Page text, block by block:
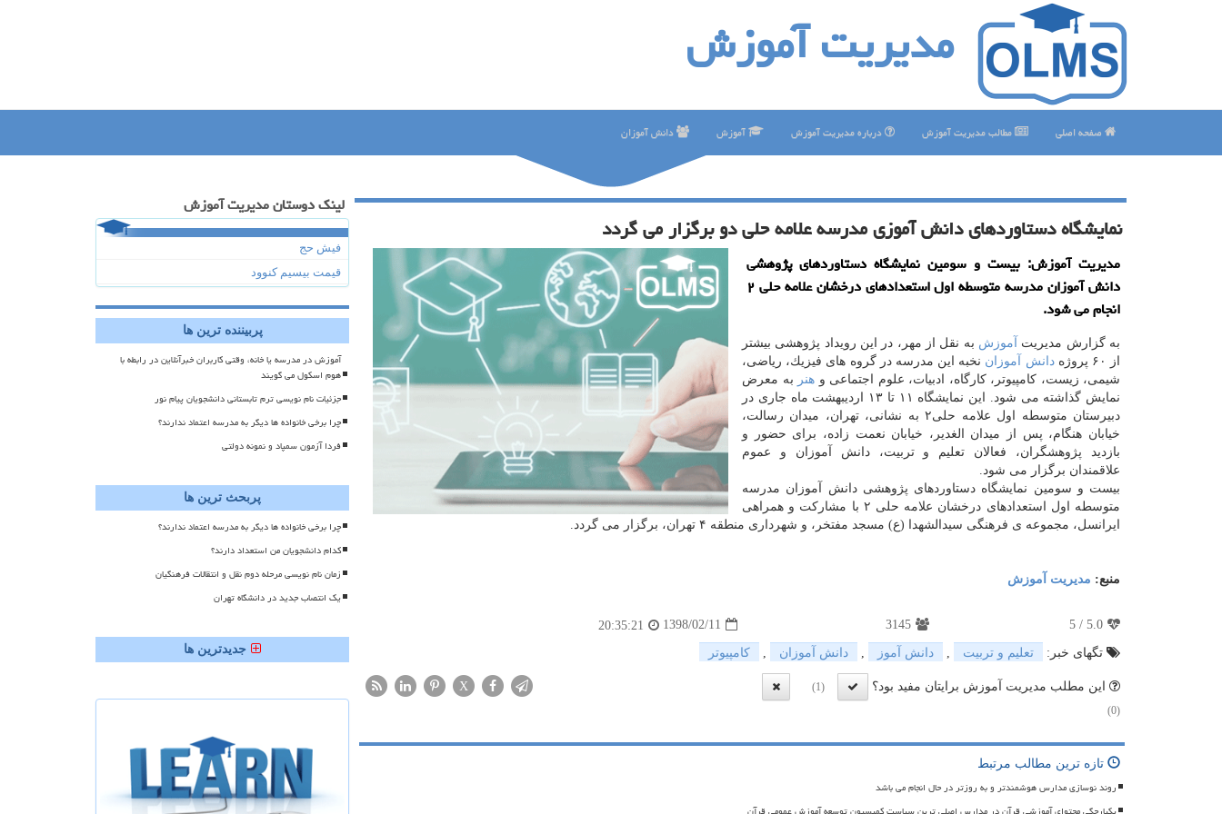
مدیریت آموزش
صفحه اصلی مطالب مدیریت آموزش درباره مدیریت آموزش آموزش دانش آموزان
نمایشگاه دستاوردهای دانش آموزی مدرسه علامه حلی دو برگزار می گردد
مدیریت آموزش: بیست و سومین نمایشگاه دستاوردهای پژوهشی
دانش آموزان مدرسه متوسطه اول استعدادهای درخشان علامه حلی ۲
انجام می شود.
به گزارش مدیریت آموزش به نقل از مهر، در این رویداد پژوهشی بیشتر
از ۶۰ پروژه
دانش آموزان نخبه این مدرسه در گروه های فیزیك، ریاضی،
شیمی، زیست، كامپیوتر، كارگاه، ادبیات، علوم اجتماعی و هنر به معرض
نمایش گذاشته می شود. این نمایشگاه ۱۱ تا ۱۳ اردیبهشت ماه جاری در
دبیرستان متوسطه اول علامه حلی۲ به نشانی، تهران، میدان رسالت،
خیابان هنگام، پس از میدان الغدیر، خیابان نعمت زاده، برای حضور و
بازدید پژوهشگران، فعالان تعلیم و تربیت، دانش آموزان و عموم
علاقمندان برگزار می شود.
بیست و سومین نمایشگاه دستاوردهای پژوهشی دانش آموزان مدرسه
متوسطه اول استعدادهای درخشان علامه حلی ۲ با مشاركت و همراهی
ایرانسل، مجموعه ی فرهنگی سیدالشهدا (ع) مسجد مفتخر، و شهرداری منطقه ۴ تهران، برگزار می گردد.
منبع: مدیریت آموزش
5.0
/
5
3145
1398/02/11
20:35:21
تگهای خبر:
تعلیم و تربیت دانش آموز دانش آموزان كامپیوتر
این مطلب مدیریت آموزش برایتان مفید بود؟
(1)
(0)
X
تازه ترین مطالب مرتبط
روند نوسازی مدارس هوشمندتر و به روزتر در حال انجام می باشد
لینک دوستان مدیریت آموزش
فیش حج
قیمت بیسیم کنوود
پربیننده ترین ها
آموزش در مدرسه یا خانه، وقتی کاربران خبرآنلاین در رابطه با
هوم اسکول می گویند
جزئیات نام نویسی ترم تابستانی دانشجویان پیام نور
چرا برخی خانواده ها دیگر به مدرسه اعتماد ندارند؟
فردا آزمون سمپاد و نمونه دولتی
پربحث ترین ها
چرا برخی خانواده ها دیگر به مدرسه اعتماد ندارند؟
کدام دانشجویان من استعداد دارند؟
زمان نام نویسی مرحله دوم نقل و انتقالات فرهنگیان
یک انتصاب جدید در دانشگاه تهران
جدیدترین ها